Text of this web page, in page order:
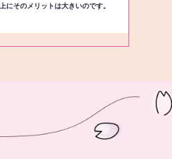
にそのメリットは大きいのです。